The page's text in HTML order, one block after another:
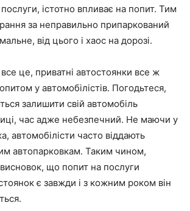
послуги, істотно впливає на попит. Тим
за неправильно припаркований
від цього і хаос на дорозі.
це, приватні автостоянки все ж
у автомобілістів. Погодьтеся,
залишити свій автомобіль
час адже небезпечний. Не маючи у
автомобілісти часто віддають
автопарковкам. Таким чином,
що попит на послуги
є завжди і з кожним роком він